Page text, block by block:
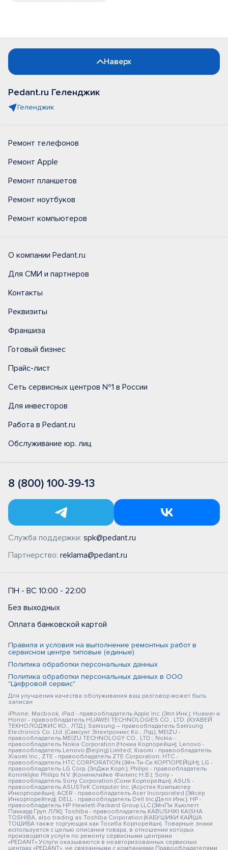
Наверх
Pedant.ru Геленджик
Геленджик
Ремонт телефонов
Ремонт Apple
Ремонт планшетов
Ремонт ноутбуков
Ремонт компьютеров
О компании Pedant.ru
Для СМИ и партнеров
Контакты
Реквизиты
Франшиза
Готовый бизнес
Прайс-лист
Сеть сервисных центров №1 в России
Для инвесторов
Работа в Pedant.ru
Обслуживание юр. лиц
8 (800) 100-39-13
Служба поддержки: spk@pedant.ru
Партнерство: reklama@pedant.ru
ПН - ВС 10:00 - 22:00
Без выходных
Оплата банковской картой
Правила и условия на выполнение ремонтных работ в
сервисном центре типовые (единые)
Политика обработки персональных данных
Политика обработки персональных данных в ООО
"Цифровой сервис"
Для улучшения качества обслуживания ваш разговор может быть
записан
iPhone, Macbook, iPad - правообладатель Apple Inc. (Эпл Инк.); Huawei и
Honor - правообладатель HUAWEI TECHNOLOGIES CO., LTD. (ХУАВЕЙ
ТЕКНОЛОДЖИС КО., ЛТД.); Samsung – правообладатель Samsung
Electronics Co. Ltd. (Самсунг Электроникс Ко., Лтд.); MEIZU -
правообладатель MEIZU TECHNOLOGY CO., LTD.; Nokia -
правообладатель Nokia Corporation (Нокиа Корпорейшн); Lenovo -
правообладатель Lenovo (Beijing) Limited; Xiaomi - правообладатель
Xiaomi Inc.; ZTE - правообладатель ZTE Corporation; HTC -
правообладатель HTC CORPORATION (Эйч-Ти-Си КОРПОРЕЙШН); LG -
правообладатель LG Corp. (ЭлДжи Корп.); Philips - правообладатель
Koninklijke Philips N.V. (Конинклийке Филипс Н.В.); Sony -
правообладатель Sony Corporation (Сони Корпорейшн); ASUS -
правообладатель ASUSTeK Computer Inc. (Асустек Компьютер
Инкорпорейшн); ACER - правообладатель Acer Incorporated (Эйсер
Инкорпорейтед); DELL - правообладатель Dell Inc.(Делл Инк.); HP -
правообладатель HP Hewlett-Packard Group LLC (ЭйчПи Хьюлетт
Паккард Груп ЛЛК); Toshiba - правообладатель KABUSHIKI KAISHA
TOSHIBA, also trading as Toshiba Corporation (КАБУШИКИ КАЙША
ТОШИБА также торгующая как Тосиба Корпорейшн). Товарные знаки
используется с целью описания товара, в отношении которых
производятся услуги по ремонту сервисными центрами
«PEDANT».Услуги оказываются в неавторизованных сервисных
центрах «PEDANT», не связанными с компаниями Правообладателями